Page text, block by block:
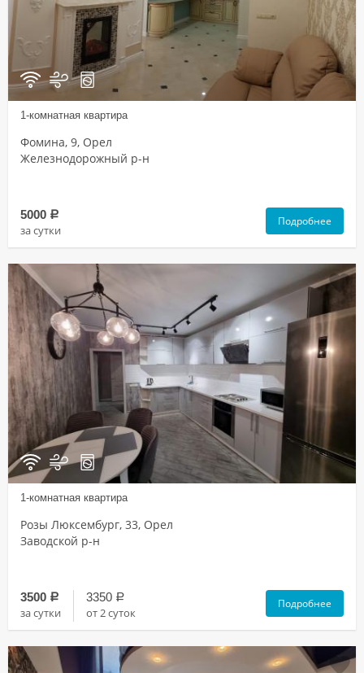
1-комнатная квартира
Фомина, 9, Орел
Железнодорожный р-н
5000 a
за сутки
Подробнее
1-комнатная квартира
Розы Люксембург, 33, Орел
Заводской р-н
3500 a
за сутки
3350 a
от 2 суток
Подробнее